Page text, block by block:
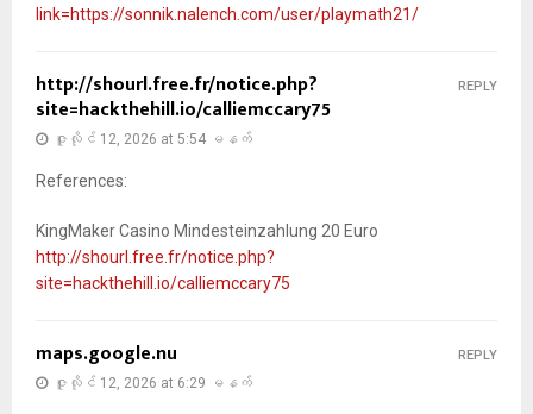
link=https://sonnik.nalench.com/user/playmath21/
http://shourl.free.fr/notice.php?
site=hackthehill.io/calliemccary75
ဇူလိုင် 12, 2026 at 5:54 မနက်
References:
KingMaker Casino Mindesteinzahlung 20 Euro
http://shourl.free.fr/notice.php?
site=hackthehill.io/calliemccary75
REPLY
maps.google.nu
ဇူလိုင် 12, 2026 at 6:29 မနက်
REPLY